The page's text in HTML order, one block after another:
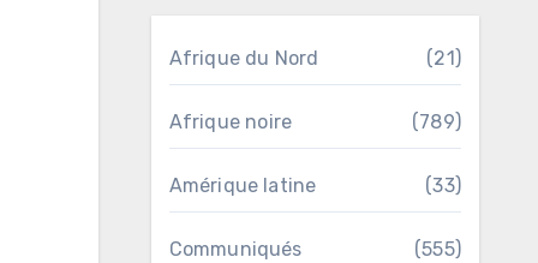
Afrique du Nord (21)
Afrique noire (789)
Amérique latine (33)
Communiqués (555)